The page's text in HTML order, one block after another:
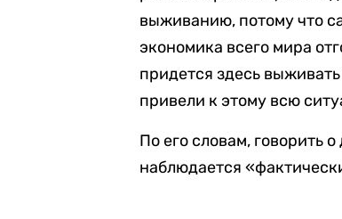
выживанию, потому что
экономика всего мира
придется здесь
привели к этому всю
По его словам, говорить
наблюдается